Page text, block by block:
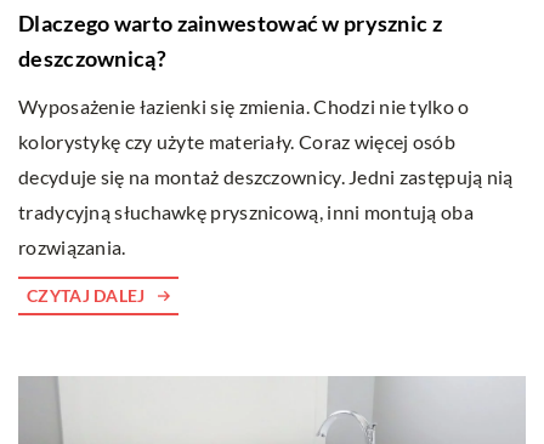
Dlaczego warto zainwestować w prysznic z
deszczownicą?
Wyposażenie łazienki się zmienia. Chodzi nie tylko o
kolorystykę czy użyte materiały. Coraz więcej osób
decyduje się na montaż deszczownicy. Jedni zastępują nią
tradycyjną słuchawkę prysznicową, inni montują oba
rozwiązania.
CZYTAJ DALEJ